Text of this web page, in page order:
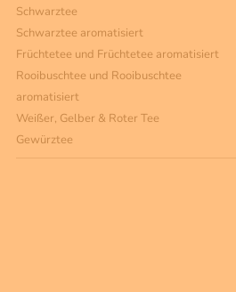
Schwarztee
Schwarztee aromatisiert
Früchtetee und Früchtetee aromatisiert
Rooibuschtee und Rooibuschtee
aromatisiert
Weißer, Gelber & Roter Tee
Gewürztee